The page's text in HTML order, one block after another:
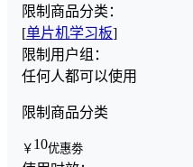
限制商品分类：
[单片机学习板]
限制用户组：
任何人都可以使用
限制商品分类
￥ 10优惠劵